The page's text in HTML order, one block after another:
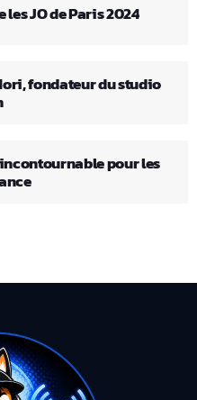
JO de Paris 2024
fondateur du studio
pour les